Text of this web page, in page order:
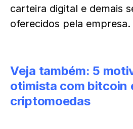
carteira digital e demais
oferecidos pela empresa.
Veja também: 5
otimista com bitcoin
criptomoedas